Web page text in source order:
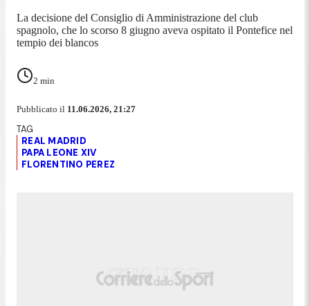
La decisione del Consiglio di Amministrazione del club
spagnolo, che lo scorso 8 giugno aveva ospitato il Pontefice nel
tempio dei blancos
2 min
Pubblicato il 11.06.2026, 21:27
REAL MADRID
PAPA LEONE XIV
FLORENTINO PEREZ